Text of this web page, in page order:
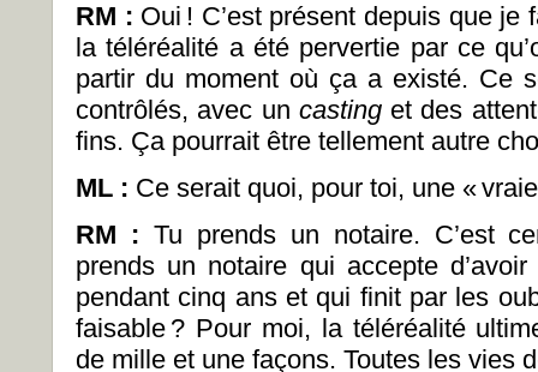
RM : Oui ! C’est présent depuis que
la téléréalité a été pervertie par ce
partir du moment où ça a existé. Ce
contrôlés, avec un casting et des
fins. Ça pourrait être tellement autre
ML : Ce serait quoi, pour toi, une «vraie
RM : Tu prends un notaire. C’est
prends un notaire qui accepte
pendant cinq ans et qui finit par les
faisable ? Pour moi, la téléréalité
de mille et une façons. Toutes les vies